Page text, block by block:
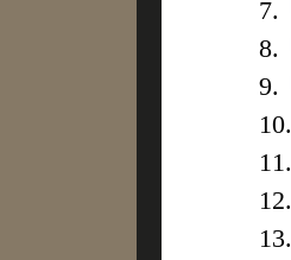
7.
8.
9.
10.
11.
12.
13.